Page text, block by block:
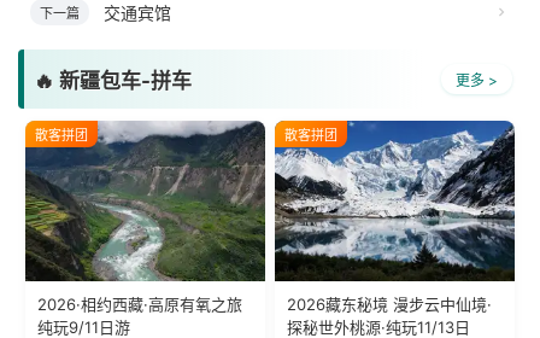
下一篇 交通宾馆
🔥 新疆包车-拼车 更多 >
散客拼团
2026·相约西藏·高原有氧之旅
纯玩9/11日游
散客拼团
2026藏东秘境 漫步云中仙境·
探秘世外桃源·纯玩11/13日